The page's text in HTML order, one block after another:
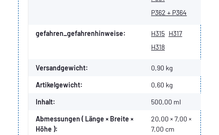
P362 + P364
gefahren_gefahrenhinweise: H315 H317
H318
Versandgewicht: 0,90 kg
Artikelgewicht: 0,60 kg
Inhalt: 500,00 ml
Abmessungen ( Länge × Breite ×
Höhe ):
20,00 × 7,00 ×
7,00 cm